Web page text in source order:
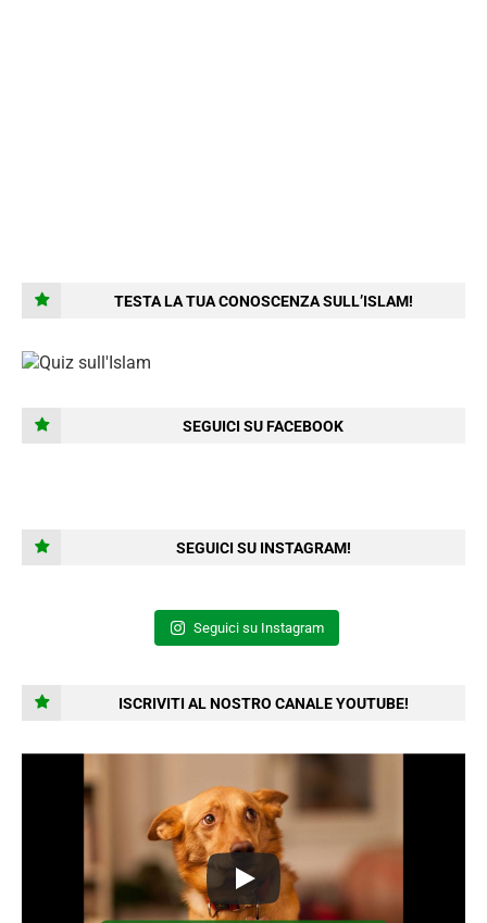
TESTA LA TUA CONOSCENZA SULL’ISLAM!
SEGUICI SU FACEBOOK
SEGUICI SU INSTAGRAM!
Seguici su Instagram
ISCRIVITI AL NOSTRO CANALE YOUTUBE!